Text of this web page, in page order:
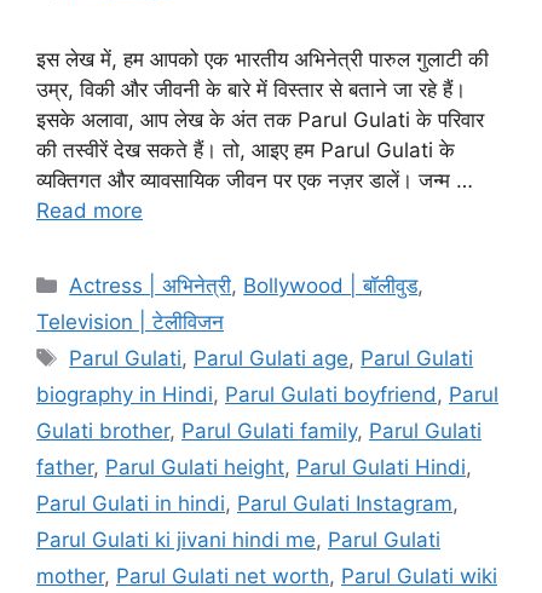
इस लेख में, हम आपको एक भारतीय अभिनेत्री पारुल गुलाटी की
उम्र, विकी और जीवनी के बारे में विस्तार से बताने जा रहे हैं।
इसके अलावा, आप लेख के अंत तक Parul Gulati के परिवार
की तस्वीरें देख सकते हैं। तो, आइए हम Parul Gulati के
व्यक्तिगत और व्यावसायिक जीवन पर एक नज़र डालें। जन्म …
Read more
Categories
Actress | अभिनेत्री, Bollywood | बॉलीवुड,
Television | टेलीविजन
Tags
Parul Gulati, Parul Gulati age, Parul Gulati
biography in Hindi, Parul Gulati boyfriend, Parul
Gulati brother, Parul Gulati family, Parul Gulati
father, Parul Gulati height, Parul Gulati Hindi,
Parul Gulati in hindi, Parul Gulati Instagram,
Parul Gulati ki jivani hindi me, Parul Gulati
mother, Parul Gulati net worth, Parul Gulati wiki